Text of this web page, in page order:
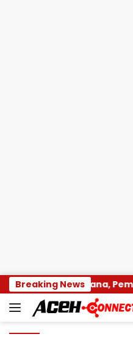
Langsung
ke
konten
Breaking News
Bencana, Pemerintah